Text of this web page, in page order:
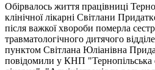
Обірвалось життя працівниці
клінічної лікарні Світлани
після важкої хвороби померла
травматологічного дитячого
пунктом Світлана Юліанівна
повідомили у КНП "Тернопільська